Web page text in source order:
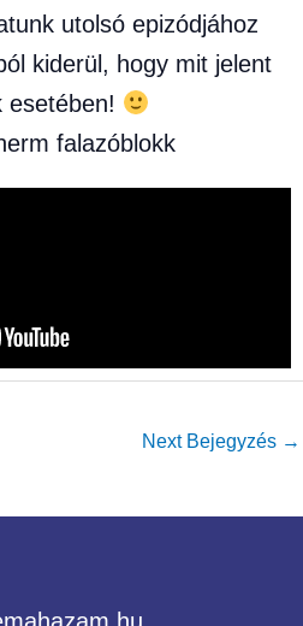
utolsó epizódjához
kiderül, hogy mit jelent
esetében!
falazóblokk
Next Bejegyzés →